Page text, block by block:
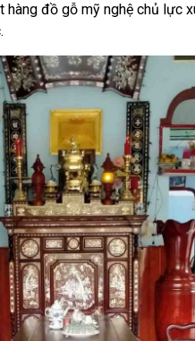
đồ gỗ mỹ nghệ chủ lực